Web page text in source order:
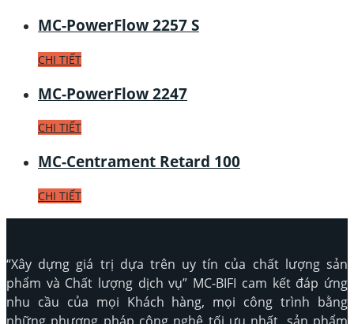
MC-PowerFlow 2257 S
CHI TIẾT
MC-PowerFlow 2247
CHI TIẾT
MC-Centrament Retard 100
CHI TIẾT
“Xây dựng giá trị dựa trên uy tín của chất lượng sản
phẩm và Chất lượng dịch vụ” MC-BIFI cam kết đáp ứng
nhu cầu của mọi Khách hàng, mọi công trình bằng